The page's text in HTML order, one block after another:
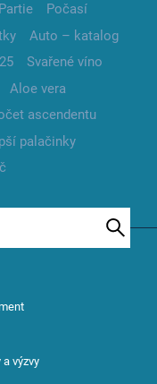
Partie
Počasí
Auto – katalog
Svařené víno
Aloe vera
ascendentu
palačinky
a výzvy